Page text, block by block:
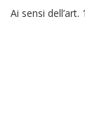
Ai sensi